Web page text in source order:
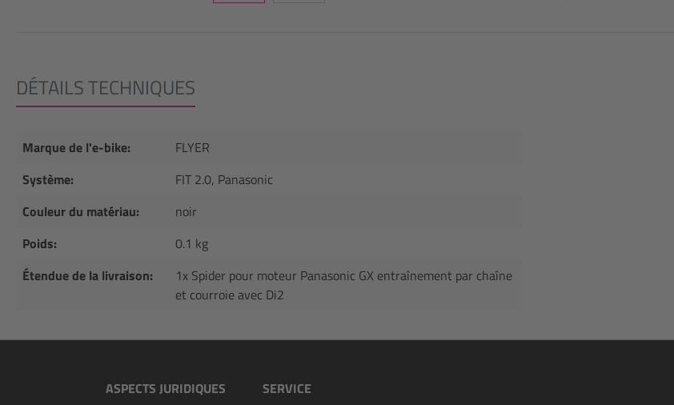
DÉTAILS TECHNIQUES
Marque de l'e-bike:
FLYER
Système:
FIT 2.0, Panasonic
Couleur du matériau:
noir
Poids:
0.1 kg
Étendue de la livraison:
1x Spider pour moteur Panasonic GX entraînement par chaîne
et courroie avec Di2
ASPECTS JURIDIQUES SERVICE